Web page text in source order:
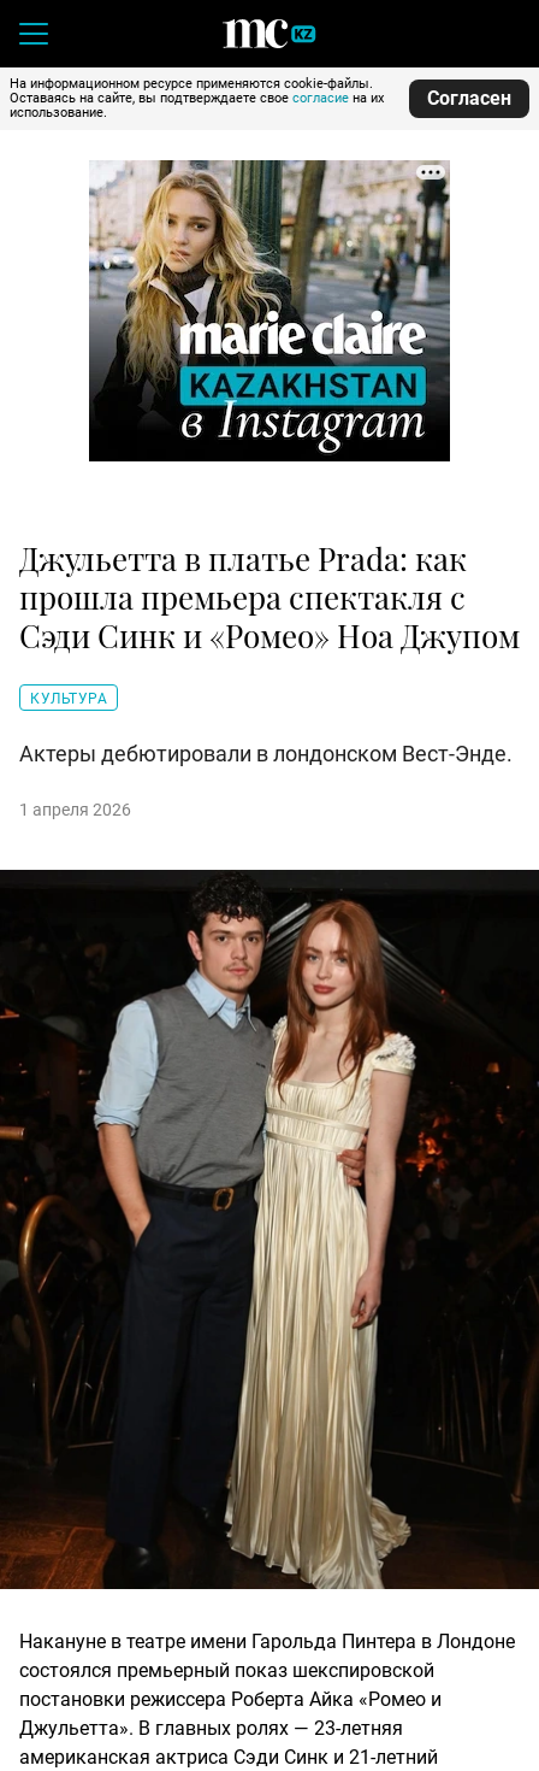
На информационном ресурсе применяются cookie-файлы.
Оставаясь на сайте, вы подтверждаете свое согласие на их
использование.
Согласен
Джульетта в платье Prada: как
прошла премьера спектакля с
Сэди Синк и «Ромео» Ноа Джупом
КУЛЬТУРА
Актеры дебютировали в лондонском Вест-Энде.
1 апреля 2026
Накануне в театре имени Гарольда Пинтера в Лондоне
состоялся премьерный показ шекспировской
постановки режиссера Роберта Айка «Ромео и
Джульетта». В главных ролях — 23-летняя
американская актриса Сэди Синк и 21-летний